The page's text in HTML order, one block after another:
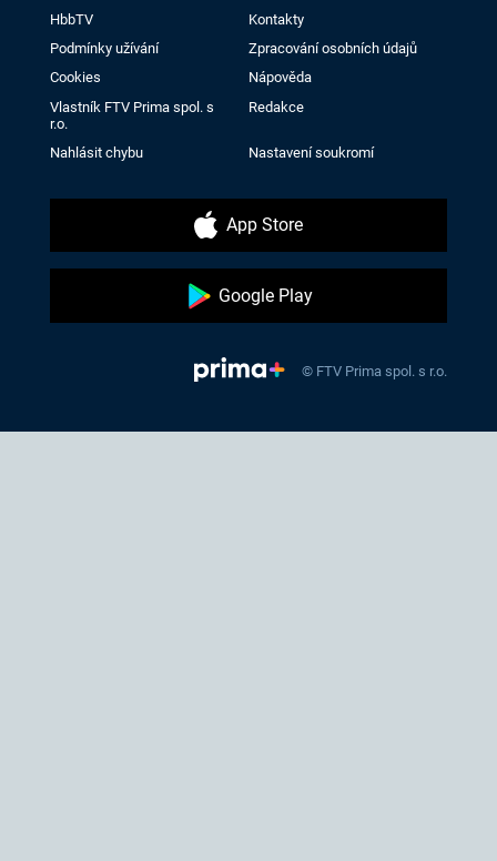
HbbTV
Kontakty
Podmínky užívání
Zpracování osobních údajů
Cookies
Nápověda
Vlastník FTV Prima spol. s
r.o.
Redakce
Nahlásit chybu Nastavení soukromí
App Store
Google Play
© FTV Prima spol. s r.o.